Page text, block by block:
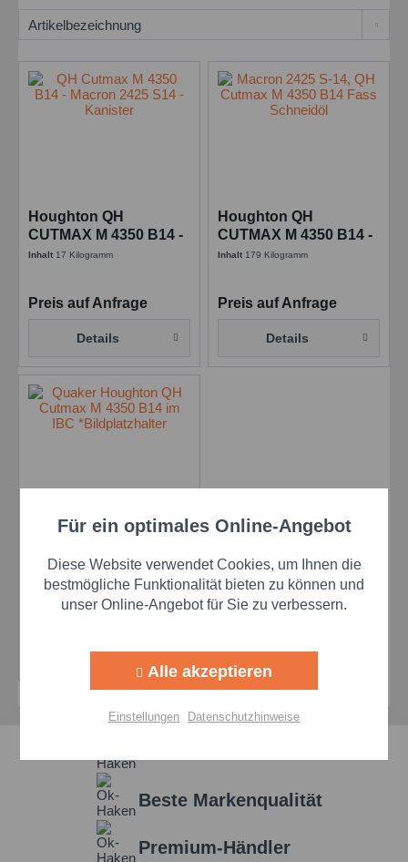
Houghton QH
CUTMAX M 4350 B14 -
17,2 kg Kanne - früher
Inhalt 17 Kilogramm
Preis auf Anfrage
Details
Houghton QH
CUTMAX M 4350 B14 -
179,74 kg Fass - früher
Inhalt 179 Kilogramm
Preis auf Anfrage
Details
Houghton QH
825 kg IBC - früher
Macron 2425 S-14
Inhalt825 Kilogramm
Details
Beste Markenqualität
Premium-Händler
Funktionale Aktiv
Marketing Aktiv
Personalisierung Aktiv
Einstellungen speichern
Für ein optimales Online-Angebot
Diese Website verwendet Cookies, um Ihnen die
bestmögliche Funktionalität bieten zu können und
unser Online-Angebot für Sie zu verbessern.
Alle akzeptieren
Einstellungen Datenschutzhinweise